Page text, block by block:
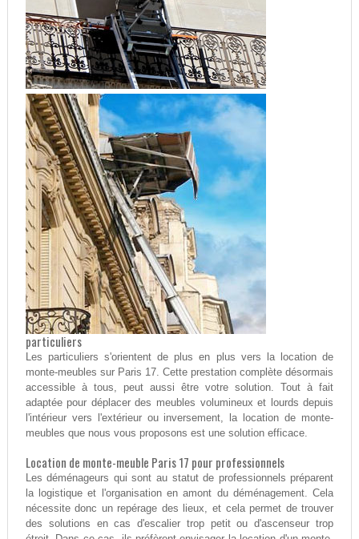
particuliers
Les particuliers s'orientent de plus en plus vers la location de
monte-meubles sur Paris 17. Cette prestation complète désormais
accessible à tous, peut aussi être votre solution. Tout à fait
adaptée pour déplacer des meubles volumineux et lourds depuis
l'intérieur vers l'extérieur ou inversement, la location de monte-
meubles que nous vous proposons est une solution efficace.
Location de monte-meuble Paris 17 pour professionnels
Les déménageurs qui sont au statut de professionnels préparent
la logistique et l'organisation en amont du déménagement. Cela
nécessite donc un repérage des lieux, et cela permet de trouver
des solutions en cas d'escalier trop petit ou d'ascenseur trop